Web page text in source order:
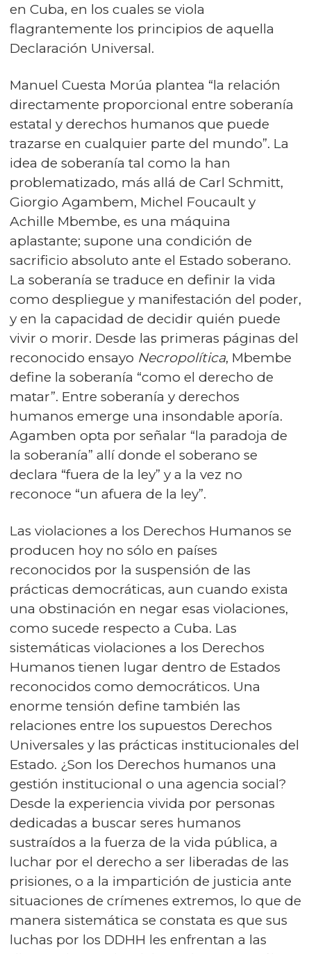
en Cuba, en los cuales se viola
flagrantemente los principios de aquella
Declaración Universal.
Manuel Cuesta Morúa plantea “la relación
directamente proporcional entre soberanía
estatal y derechos humanos que puede
trazarse en cualquier parte del mundo”. La
idea de soberanía tal como la han
problematizado, más allá de Carl Schmitt,
Giorgio Agambem, Michel Foucault y
Achille Mbembe, es una máquina
aplastante; supone una condición de
sacrificio absoluto ante el Estado soberano.
La soberanía se traduce en definir Ia vida
como despliegue y manifestación del poder,
y en la capacidad de decidir quién puede
vivir o morir. Desde las primeras páginas del
reconocido ensayo Necropolítica, Mbembe
define la soberanía “como el derecho de
matar”. Entre soberanía y derechos
humanos emerge una insondable aporía.
Agamben opta por señalar “la paradoja de
la soberanía” allí donde el soberano se
declara “fuera de la ley” y a la vez no
reconoce “un afuera de la ley”.
Las violaciones a los Derechos Humanos se
producen hoy no sólo en países
reconocidos por la suspensión de las
prácticas democráticas, aun cuando exista
una obstinación en negar esas violaciones,
como sucede respecto a Cuba. Las
sistemáticas violaciones a los Derechos
Humanos tienen lugar dentro de Estados
reconocidos como democráticos. Una
enorme tensión define también las
relaciones entre los supuestos Derechos
Universales y las prácticas institucionales del
Estado. ¿Son los Derechos humanos una
gestión institucional o una agencia social?
Desde la experiencia vivida por personas
dedicadas a buscar seres humanos
sustraídos a la fuerza de la vida pública, a
luchar por el derecho a ser liberadas de las
prisiones, o a la impartición de justicia ante
situaciones de crímenes extremos, lo que de
manera sistemática se constata es que sus
luchas por los DDHH les enfrentan a las